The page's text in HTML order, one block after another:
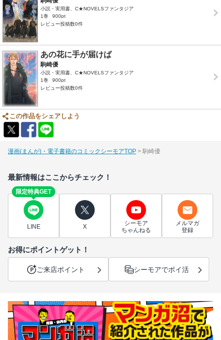
小説・実用書、C★NOVELSファンタジア
1巻
900pt
レビュー投稿数0件
あの花に手が届けば
駒崎優
小説・実用書、C★NOVELSファンタジア
1巻
900pt
レビュー投稿数0件
この作品をシェアしよう
漫画(まんが)・電子書籍のコミックシーモアTOP 駒崎優
最新情報はここからチェック！
限定特典GET
LINE X
シーモア
ちゃんねる
メルマガ
登録
お得にポイントゲット！
ご来店ポイント シーモアでポイ活